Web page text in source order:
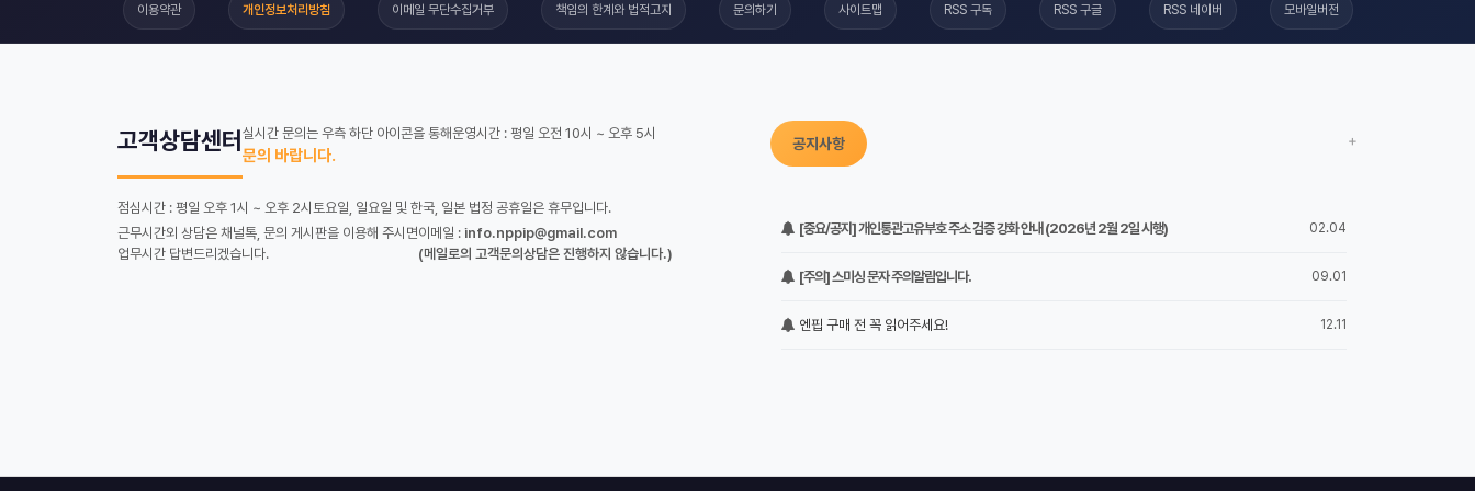
이용약관 개인정보처리방침 이메일 무단수집거부 책임의 한계와 법적고지 문의하기 사이트맵 RSS 구독 RSS 구글 RSS 네이버 모바일버전
고객상담센터 실시간 문의는 우측 하단 아이콘을 통해
문의 바랍니다.
운영시간 : 평일 오전 10시 ~ 오후 5시
점심시간 : 평일 오후 1시 ~ 오후 2시 토요일, 일요일 및 한국, 일본 법정 공휴일은 휴무입니다.
근무시간외 상담은 채널톡, 문의 게시판을 이용해 주시면
업무시간 답변드리겠습니다.
이메일 : info.nppip@gmail.com
(메일로의 고객문의상담은 진행하지 않습니다.)
+
공지사항
02.04
[중요/공지] 개인통관고유부호 주소 검증 강화 안내 (2026년 2월 2일 시행)
09.01
[주의] 스미싱 문자 주의알림입니다.
12.11
엔핍 구매 전 꼭 읽어주세요!